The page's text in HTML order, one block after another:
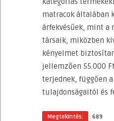
matracok általában
árfekvésűek, mint a
társaik, miközben
kényelmet
jellemzően 55.000
terjednek, függően
tulajdonságaitól és
Megtekintés:
689